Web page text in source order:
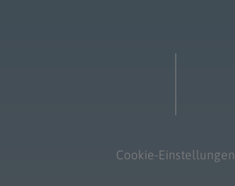
Cookie-Einstellungen